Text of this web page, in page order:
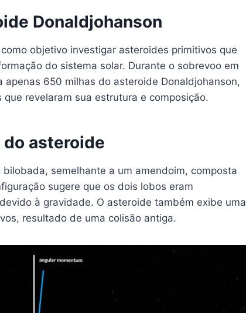
Donaldjohanson
objetivo investigar asteroides primitivos que
do sistema solar. Durante o sobrevoo em
650 milhas do asteroide Donaldjohanson,
revelaram sua estrutura e composição.
asteroide
semelhante a um amendoim, composta
sugere que os dois lobos eram
à gravidade. O asteroide também exibe uma
resultado de uma colisão antiga.